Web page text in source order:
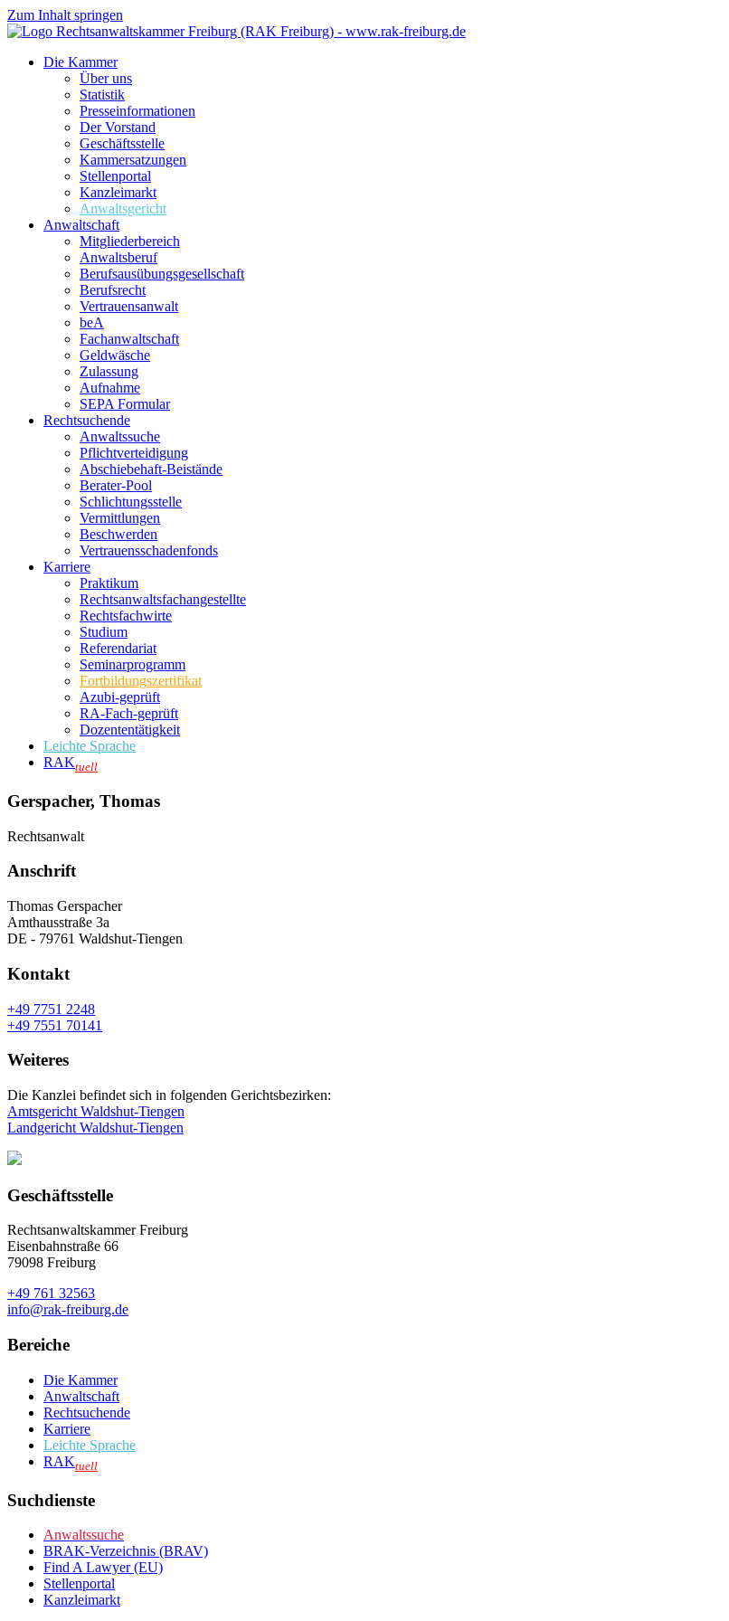
Zum Inhalt springen
Die Kammer
Über uns
Statistik
Presseinformationen
Der Vorstand
Geschäftsstelle
Kammersatzungen
Stellenportal
Kanzleimarkt
Anwaltsgericht
Anwaltschaft
Mitgliederbereich
Anwaltsberuf
Berufsausübungs­gesellschaft
Berufsrecht
Vertrauensanwalt
beA
Fachanwaltschaft
Geldwäsche
Zulassung
Aufnahme
SEPA Formular
Rechtsuchende
Anwaltssuche
Pflichtverteidigung
Abschiebehaft-Beistände
Berater-Pool
Schlichtungsstelle
Vermittlungen
Beschwerden
Vertrauensschadenfonds
Karriere
Praktikum
Rechtsanwalts­fachangestellte
Rechtsfachwirte
Studium
Referendariat
Seminarprogramm
Fortbildungszertifikat
Azubi-geprüft
RA-Fach-geprüft
Dozententätigkeit
Leichte Sprache
RAKtuell
Gerspacher, Thomas
Rechtsanwalt
Anschrift
Thomas Gerspacher
Amthausstraße 3a
DE - 79761 Waldshut-Tiengen
Kontakt
+49 7751 2248
+49 7551 70141
Weiteres
Die Kanzlei befindet sich in folgenden Gerichtsbezirken:
Amtsgericht Waldshut-Tiengen
Landgericht Waldshut-Tiengen
Geschäftsstelle
Rechtsanwaltskammer Freiburg
Eisenbahnstraße 66
79098 Freiburg
+49 761 32563
info@rak-freiburg.de
Bereiche
Die Kammer
Anwaltschaft
Rechtsuchende
Karriere
Leichte Sprache
RAKtuell
Suchdienste
Anwaltssuche
BRAK-Verzeichnis (BRAV)
Find A Lawyer (EU)
Stellenportal
Kanzleimarkt